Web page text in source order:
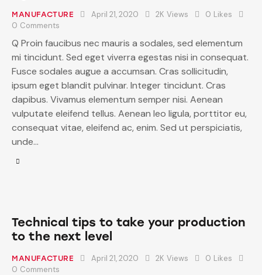
MANUFACTURE April 21, 2020 2K Views 0 Likes
0 Comments
Q Proin faucibus nec mauris a sodales, sed elementum
mi tincidunt. Sed eget viverra egestas nisi in consequat.
Fusce sodales augue a accumsan. Cras sollicitudin,
ipsum eget blandit pulvinar. Integer tincidunt. Cras
dapibus. Vivamus elementum semper nisi. Aenean
vulputate eleifend tellus. Aenean leo ligula, porttitor eu,
consequat vitae, eleifend ac, enim. Sed ut perspiciatis,
unde…
Technical tips to take your production
to the next level
MANUFACTURE April 21, 2020 2K Views 0 Likes
0 Comments